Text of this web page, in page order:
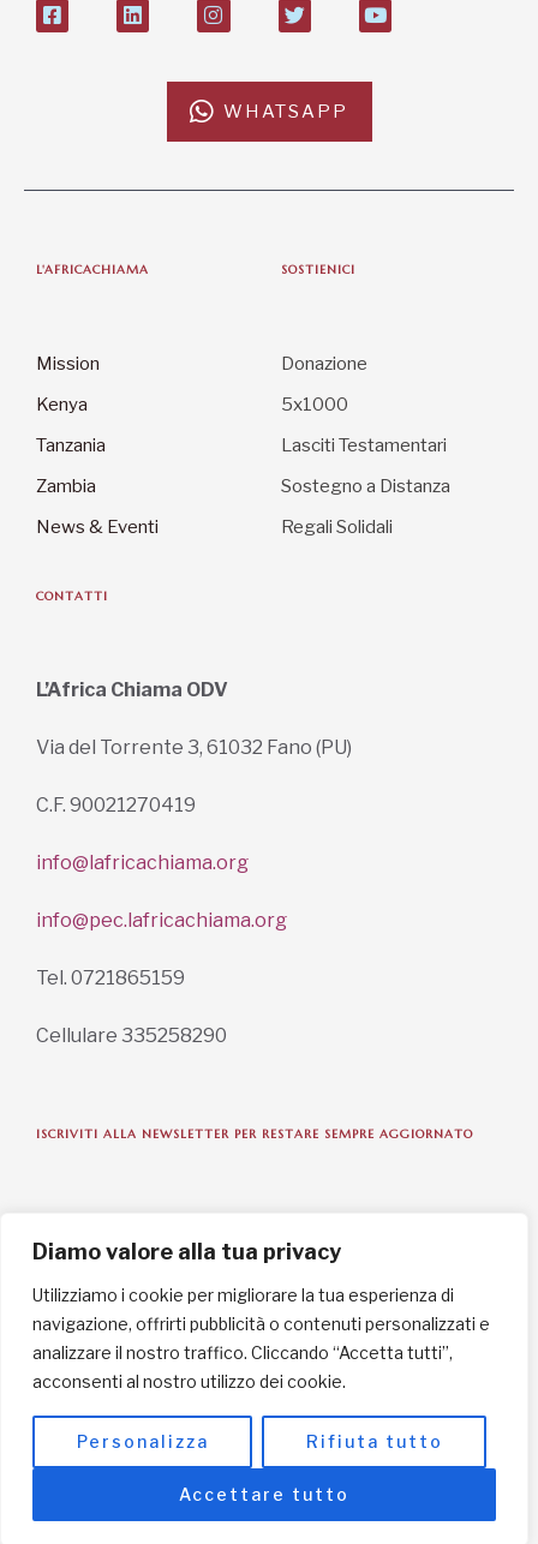
Diamo valore alla tua privacy
Utilizziamo i cookie per migliorare la tua esperienza di
navigazione, offrirti pubblicità o contenuti personalizzati e
analizzare il nostro traffico. Cliccando “Accetta tutti”,
acconsenti al nostro utilizzo dei cookie.
Personalizza Rifiuta tutto
Accettare tutto
WHATSAPP
L'AFRICACHIAMA
Mission
Kenya
Tanzania
Zambia
News & Eventi
SOSTIENICI
Donazione
5x1000
Lasciti Testamentari
Sostegno a Distanza
Regali Solidali
CONTATTI
L’Africa Chiama ODV
Via del Torrente 3, 61032 Fano (PU)
C.F. 90021270419
info@lafricachiama.org
info@pec.lafricachiama.org
Tel. 0721865159
Cellulare 335258290
ISCRIVITI ALLA NEWSLETTER PER RESTARE SEMPRE AGGIORNATO
ISCRIVITI ORA
INFORMAZIONI SULLA PRIVACY
English / USD
© Copyright 2025 L'Africa Chiama ODV All rights reserved